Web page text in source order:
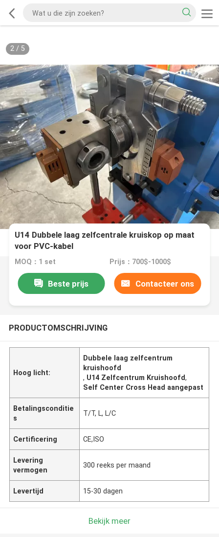
2/ 5
U14 Dubbele laag zelfcentrale kruiskop op maat
voor PVC-kabel
MOQ：1 set Prijs：700$-1000$
Beste prijs Contacteer ons
PRODUCTOMSCHRIJVING
Hoog licht:
Dubbele laag zelfcentrum
kruishoofd
, U14 Zelfcentrum Kruishoofd,
Self Center Cross Head aangepast
Betalingsconditie
s
T/T, L, L/C
Certificering CE,ISO
Levering
vermogen
300 reeks per maand
Levertijd 15-30 dagen
Bekijk meer